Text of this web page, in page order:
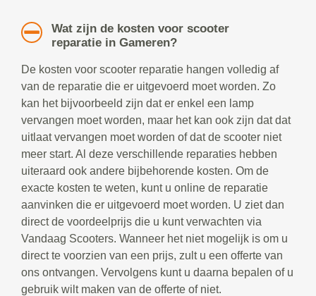
Wat zijn de kosten voor scooter
reparatie in Gameren?
De kosten voor scooter reparatie hangen volledig af
van de reparatie die er uitgevoerd moet worden. Zo
kan het bijvoorbeeld zijn dat er enkel een lamp
vervangen moet worden, maar het kan ook zijn dat dat
uitlaat vervangen moet worden of dat de scooter niet
meer start. Al deze verschillende reparaties hebben
uiteraard ook andere bijbehorende kosten. Om de
exacte kosten te weten, kunt u online de reparatie
aanvinken die er uitgevoerd moet worden. U ziet dan
direct de voordeelprijs die u kunt verwachten via
Vandaag Scooters. Wanneer het niet mogelijk is om u
direct te voorzien van een prijs, zult u een offerte van
ons ontvangen. Vervolgens kunt u daarna bepalen of u
gebruik wilt maken van de offerte of niet.